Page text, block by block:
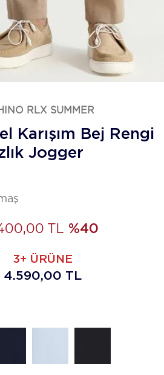
RLX SUMMER
Karışım Bej Rengi
Jogger
TL %40
3+ ÜRÜNE
4.590,00 TL